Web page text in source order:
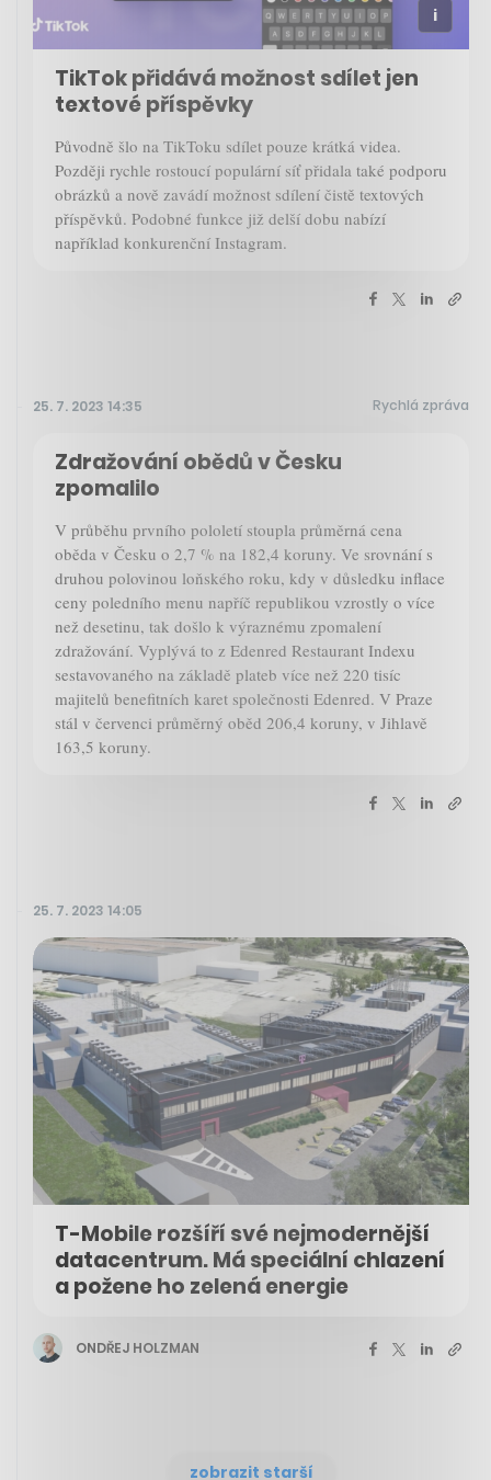
TikTok přidává možnost sdílet jen
textové příspěvky
Původně šlo na TikToku sdílet pouze krátká videa.
Později rychle rostoucí populární síť přidala také podporu
obrázků a nově zavádí možnost sdílení čistě textových
příspěvků. Podobné funkce již delší dobu nabízí
například konkurenční Instagram.
25. 7. 2023 14:35 Rychlá zpráva
Zdražování obědů v Česku
zpomalilo
V průběhu prvního pololetí stoupla průměrná cena
oběda v Česku o 2,7 % na 182,4 koruny. Ve srovnání s
druhou polovinou loňského roku, kdy v důsledku inflace
ceny poledního menu napříč republikou vzrostly o více
než desetinu, tak došlo k výraznému zpomalení
zdražování. Vyplývá to z Edenred Restaurant Indexu
sestavovaného na základě plateb více než 220 tisíc
majitelů benefitních karet společnosti Edenred. V Praze
stál v červenci průměrný oběd 206,4 koruny, v Jihlavě
163,5 koruny.
25. 7. 2023 14:05
T-Mobile rozšíří své nejmodernější
datacentrum. Má speciální chlazení
a požene ho zelená energie
ONDŘEJ HOLZMAN
zobrazit starší